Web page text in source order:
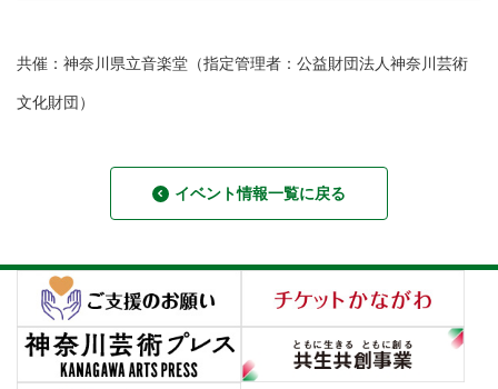
共催：神奈川県立音楽堂（指定管理者：公益財団法人神奈川芸術
文化財団）
イベント情報一覧に戻る